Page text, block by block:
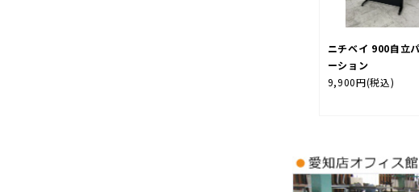
ニチベイ 900自立
ーション
9,900円(税込)